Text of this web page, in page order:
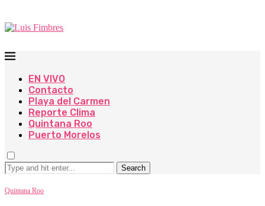
EN VIVO
Contacto
Playa del Carmen
Reporte Clima
Quintana Roo
Puerto Morelos
Search
Quintana Roo